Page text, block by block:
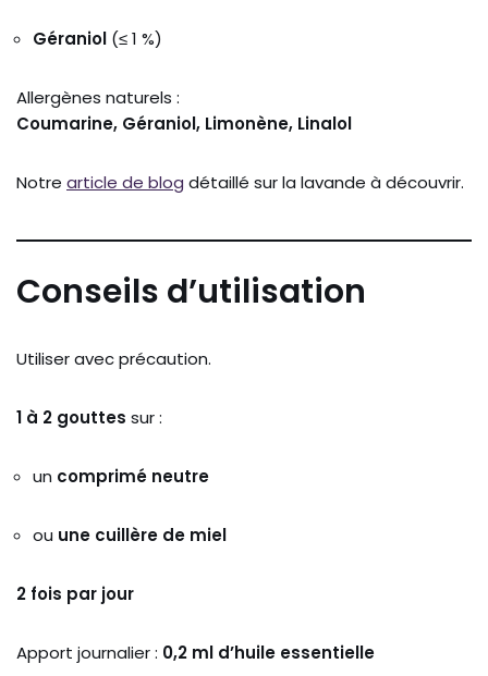
Géraniol (≤ 1 %)
Allergènes naturels :
Coumarine, Géraniol, Limonène, Linalol
Notre article de blog détaillé sur la lavande à découvrir.
Conseils d’utilisation
Utiliser avec précaution.
1 à 2 gouttes sur :
un comprimé neutre
ou une cuillère de miel
2 fois par jour
Apport journalier : 0,2 ml d’huile essentielle